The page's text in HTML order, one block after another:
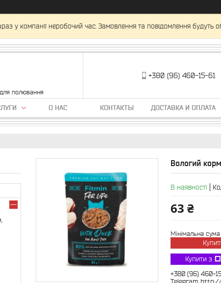
у компанії неробочий час. Замовлення та повідомлення будуть
полювання
+380 (96) 460-15-61
О НАС КОНТАКТЫ ДОСТАВКА И ОПЛАТА
Вологий
В наявності
63 ₴
Мінімальна
Купити з
+380 (96) 460-